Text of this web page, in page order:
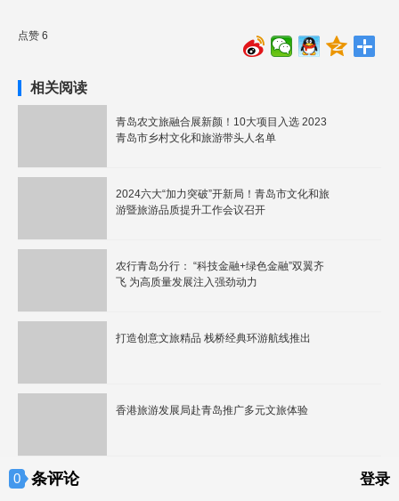
点赞 6
相关阅读
青岛农文旅融合展新颜！10大项目入选 2023
青岛市乡村文化和旅游带头人名单
2024六大“加力突破”开新局！青岛市文化和旅
游暨旅游品质提升工作会议召开
农行青岛分行： “科技金融+绿色金融”双翼齐
飞 为高质量发展注入强劲动力
打造创意文旅精品 栈桥经典环游航线推出
香港旅游发展局赴青岛推广多元文旅体验
0 条评论 登录